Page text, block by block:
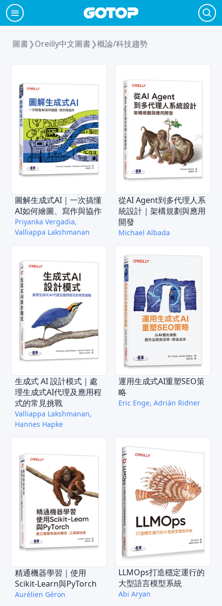
圖書❯Oreilly中文圖書❯概論/科技趨勢
圖解生成式AI｜一次搞懂
AI如何繪圖、寫作與協作
Priyanka Vergadia,
Valliappa Lakshmanan
從AI Agent到多代理人系
統設計｜架構規劃與應用
開發
Michael Albada
生成式 AI 設計模式｜處
理生成式AI代理及應用程
式的常見挑戰
Valliappa Lakshmanan,
Hannes Hapke
運用生成式AI重塑SEO策
略
Eric Enge, Adrián Ridner
精通機器學習｜使用
Scikit-Learn與PyTorch
Aurélien Géron
LLMOps打造穩定運行的
大型語言模型系統
Abi Aryan